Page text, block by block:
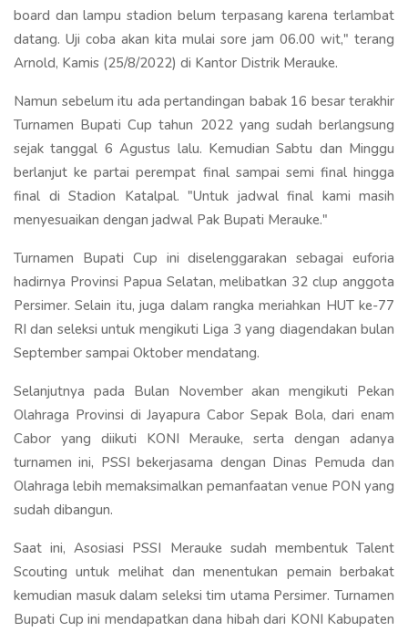
board dan lampu stadion belum terpasang karena terlambat
datang. Uji coba akan kita mulai sore jam 06.00 wit," terang
Arnold, Kamis (25/8/2022) di Kantor Distrik Merauke.
Namun sebelum itu ada pertandingan babak 16 besar terakhir
Turnamen Bupati Cup tahun 2022 yang sudah berlangsung
sejak tanggal 6 Agustus lalu. Kemudian Sabtu dan Minggu
berlanjut ke partai perempat final sampai semi final hingga
final di Stadion Katalpal. "Untuk jadwal final kami masih
menyesuaikan dengan jadwal Pak Bupati Merauke."
Turnamen Bupati Cup ini diselenggarakan sebagai euforia
hadirnya Provinsi Papua Selatan, melibatkan 32 clup anggota
Persimer. Selain itu, juga dalam rangka meriahkan HUT ke-77
RI dan seleksi untuk mengikuti Liga 3 yang diagendakan bulan
September sampai Oktober mendatang.
Selanjutnya pada Bulan November akan mengikuti Pekan
Olahraga Provinsi di Jayapura Cabor Sepak Bola, dari enam
Cabor yang diikuti KONI Merauke, serta dengan adanya
turnamen ini, PSSI bekerjasama dengan Dinas Pemuda dan
Olahraga lebih memaksimalkan pemanfaatan venue PON yang
sudah dibangun.
Saat ini, Asosiasi PSSI Merauke sudah membentuk Talent
Scouting untuk melihat dan menentukan pemain berbakat
kemudian masuk dalam seleksi tim utama Persimer. Turnamen
Bupati Cup ini mendapatkan dana hibah dari KONI Kabupaten